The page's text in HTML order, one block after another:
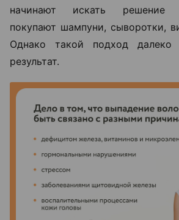
начинают искать решение
покупают шампуни, сыворотки,
Однако такой подход далеко
результат.